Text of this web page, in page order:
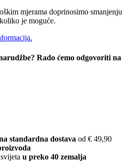
mjerama doprinosimo smanjenju
je moguće.
Rado ćemo odgovoriti na
standardna dostava od € 49,90
u preko 40 zemalja